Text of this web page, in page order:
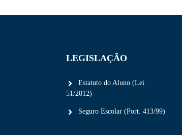
LEGISLAÇÃO
Estatuto do Aluno (Lei
51/2012)
Seguro Escolar (Port. 413/99)